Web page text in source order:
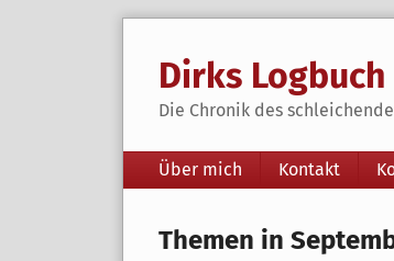
Dirks Logbuch
Die Chronik des
Navigation
Über mich Kontakt
Themen in